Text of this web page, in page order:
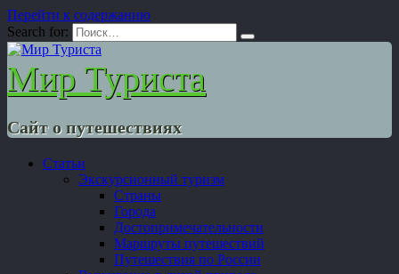
Перейти к содержанию
Search for:
Мир Туриста
Сайт о путешествиях
Статьи
Экскурсионный туризм
Страны
Города
Достопримечательности
Маршруты путешествий
Путешествия по России